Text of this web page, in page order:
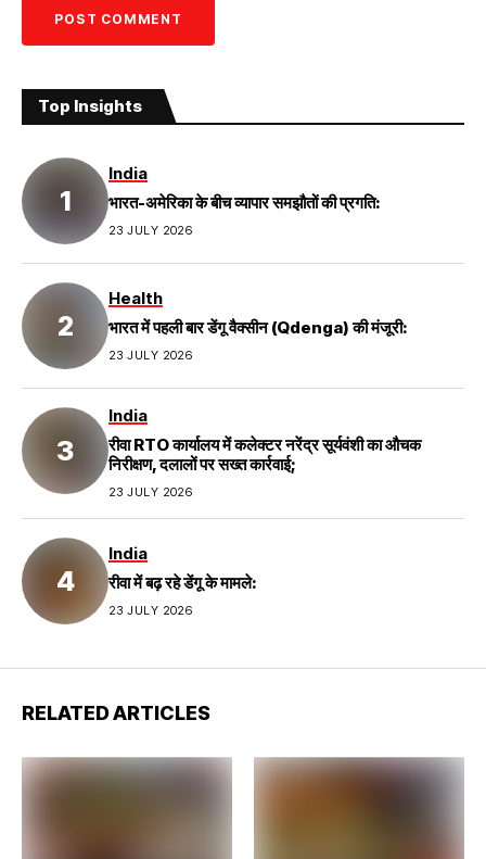
Top Insights
India
भारत-अमेरिका के बीच व्यापार समझौतों की प्रगति:
23 JULY 2026
Health
भारत में पहली बार डेंगू वैक्सीन (Qdenga) की मंजूरी:
23 JULY 2026
India
रीवा RTO कार्यालय में कलेक्टर नरेंद्र सूर्यवंशी का औचक
निरीक्षण, दलालों पर सख्त कार्रवाई;
23 JULY 2026
India
रीवा में बढ़ रहे डेंगू के मामले:
23 JULY 2026
RELATED ARTICLES